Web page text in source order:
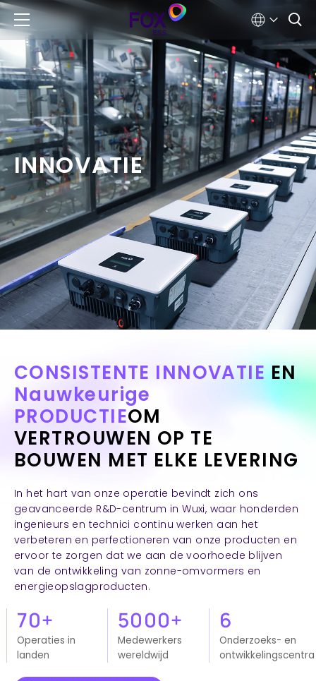
INNOVATIE
CONSISTENTE INNOVATIEEN
Nauwkeurige
PRODUCTIEOM
VERTROUWEN OP TE
BOUWEN MET ELKE LEVERING
In het hart van onze operatie bevindt zich ons
geavanceerde R&D-centrum in Wuxi, waar honderden
ingenieurs en technici continu werken aan het
verbeteren en perfectioneren van onze producten en
ervoor te zorgen dat we aan de voorhoede blijven
van de ontwikkeling van zonne-omvormers en
energieopslagproducten.
70+
Operaties in
landen
5000+
Medewerkers
wereldwijd
6
Onderzoeks- en
ontwikkelingscentra